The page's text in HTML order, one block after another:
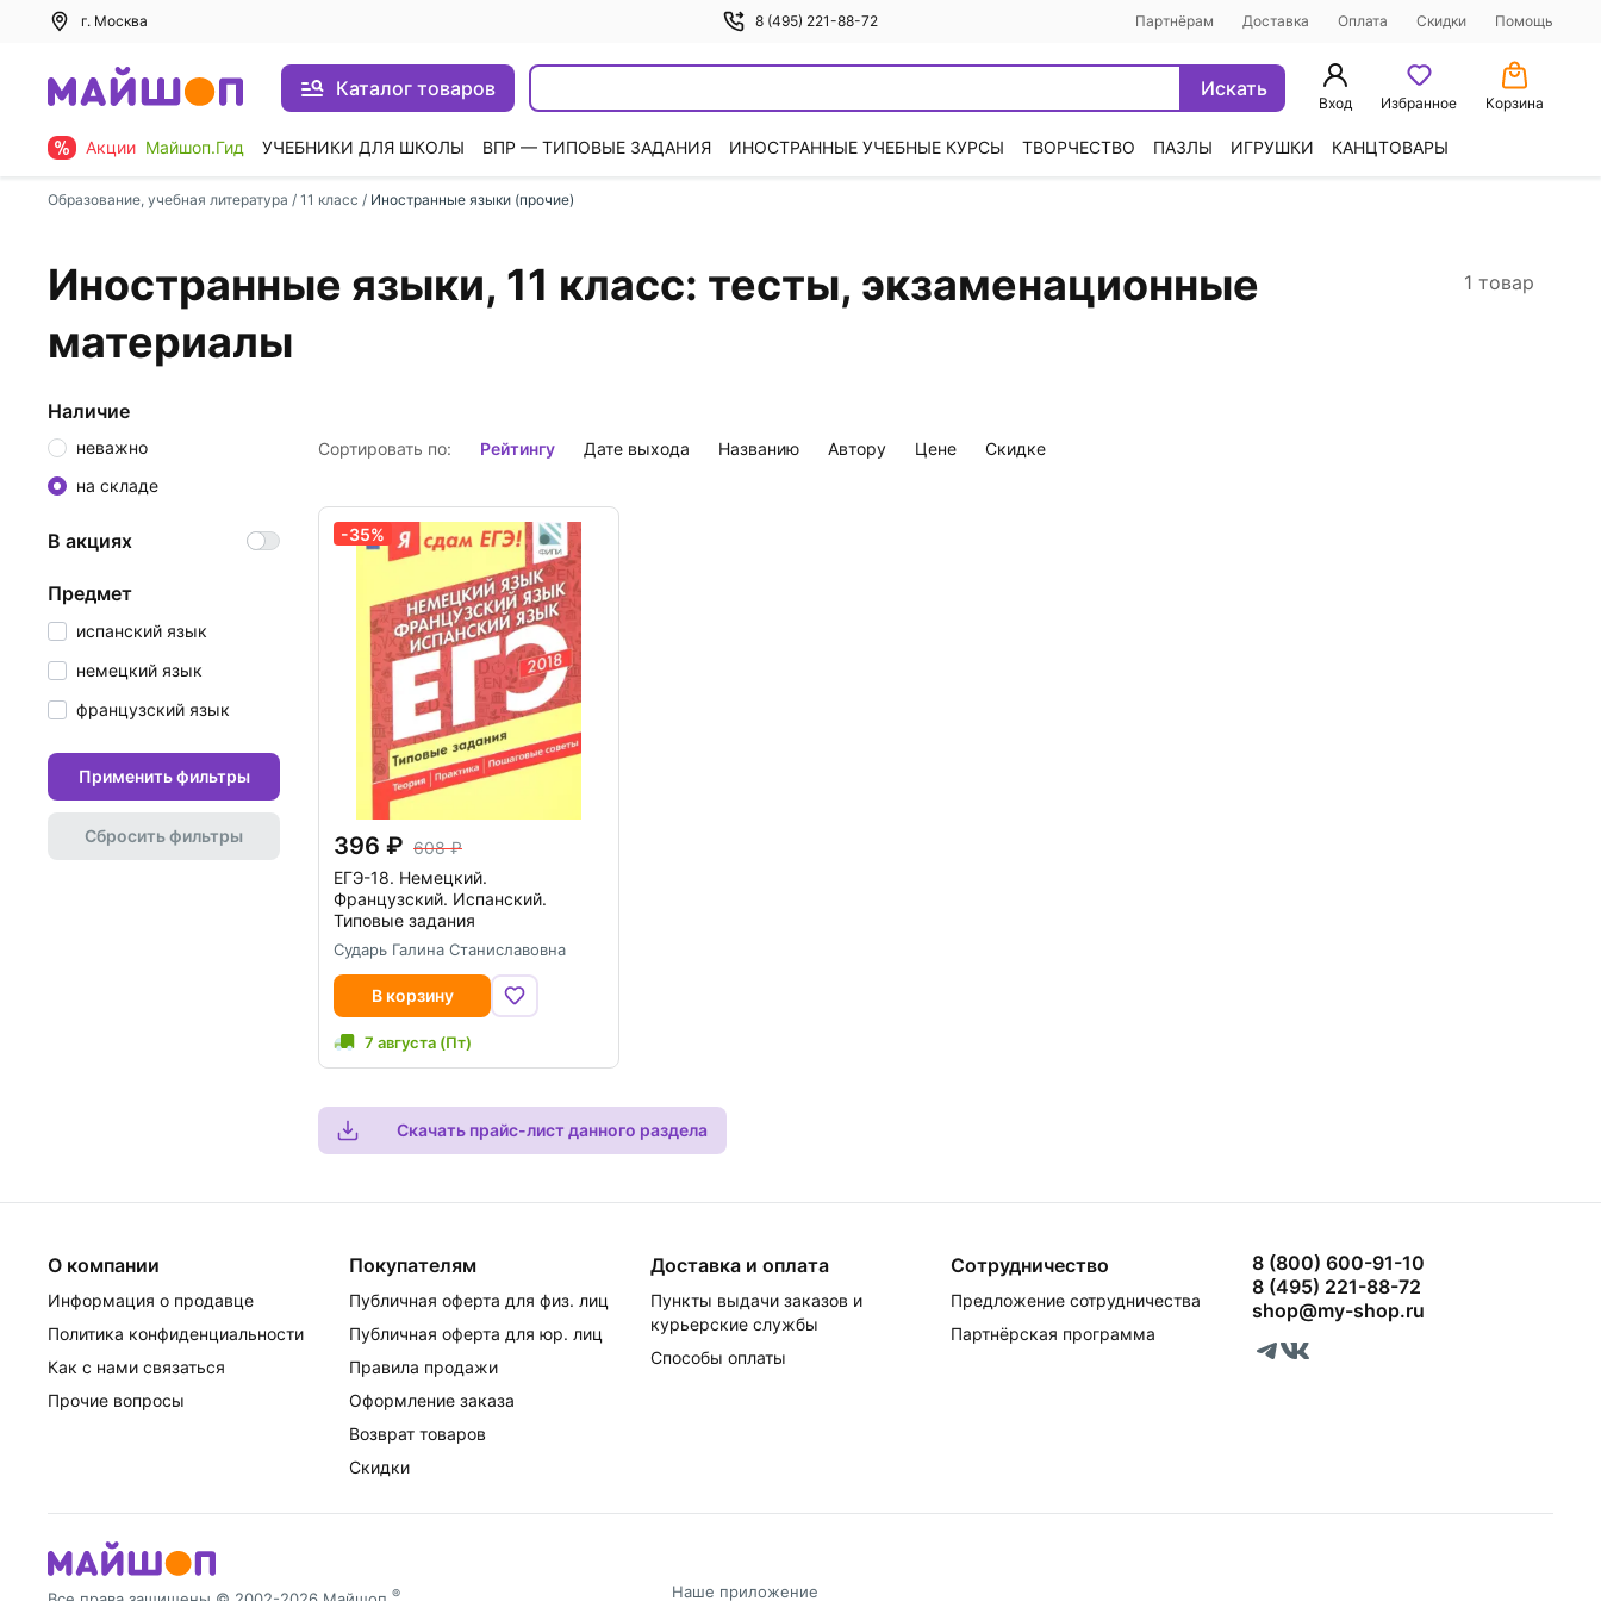
г. Москва 8 (495) 221-88-72 Партнёрам Доставка Оплата Скидки Помощь
Каталог товаров Искать
Вход Избранное Корзина
Акции Майшоп.Гид УЧЕБНИКИ ДЛЯ ШКОЛЫ ВПР — ТИПОВЫЕ ЗАДАНИЯ ИНОСТРАННЫЕ УЧЕБНЫЕ КУРСЫ ТВОРЧЕСТВО ПАЗЛЫ ИГРУШКИ КАНЦТОВАРЫ
Образование, учебная литература / 11 класс / Иностранные языки (прочие)
Иностранные языки, 11 класс: тесты, экзаменационные
материалы
1 товар
Сортировать по: рейтингу дате выхода названию автору цене скидке
-35%
396
608
ЕГЭ-18. Немецкий.
Французский. Испанский.
Типовые задания
Сударь Галина Станиславовна
В корзину
7 августа (Пт)
Скачать прайс-лист данного раздела
Наличие
неважно
на складе
В акциях
предмет
испанский язык
немецкий язык
французский язык
Применить фильтры
Сбросить фильтры
О компании
Информация о продавце
Политика конфиденциальности
Как с нами связаться
Прочие вопросы
Покупателям
Публичная оферта для физ. лиц
Публичная оферта для юр. лиц
Правила продажи
Оформление заказа
Возврат товаров
Скидки
Доставка и оплата
Пункты выдачи заказов и
курьерские службы
Способы оплаты
Сотрудничество
Предложение сотрудничества
Партнёрская программа
8 (800) 600-91-10
8 (495) 221-88-72
shop@my-shop.ru
® Наше приложение